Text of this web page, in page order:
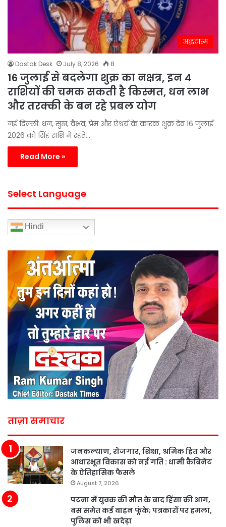
अद्धयात्म
Dastak Desk July 8, 2026 8
16 जुलाई से बदलेगा शुक्र का नक्षत्र, इन 4
राशियों की चमक सकती है किस्मत, धन लाभ
और तरक्की के बन रहे प्रबल योग
नई दिल्ली: धन, सुख, वैभव, प्रेम और ऐश्वर्य के कारक शुक्र देव 16 जुलाई
2026 को सिंह राशि में रहते…
Read More »
Select Language
Hindi
ताज़ा समाचार
जनकल्याण, रोजगार, शिक्षा, श्रमिक हित और
आधारभूत विकास को नई गति : धामी कैबिनेट
के ऐतिहासिक फैसले
August 7, 2026
पटना में युवक की मौत के बाद हिंसा की आग,
बस समेत कई वाहन फूंके; पत्रकारों पर हमला,
पुलिस को भी खदेड़ा